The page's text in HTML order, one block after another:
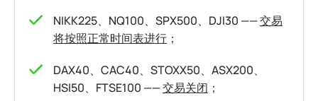
NIKK225、NQ100、SPX500、DJI30 ——交易
将按照正常时间表进行 ；
DAX40、CAC40、STOXX50、ASX200、
HSI50、FTSE100 ——交易关闭 ；